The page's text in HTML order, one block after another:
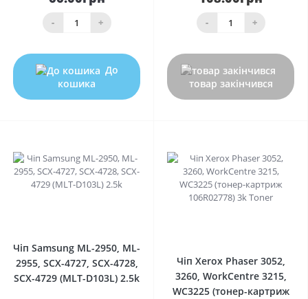
- +
До
кошика
- +
товар закінчився
Чіп Samsung ML-2950, ML-
2955, SCX-4727, SCX-4728,
SCX-4729 (MLT-D103L) 2.5k
Чіп Xerox Phaser 3052,
3260, WorkCentre 3215,
WC3225 (тонер-картриж